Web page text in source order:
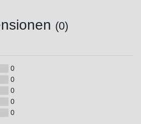
(0)
0
0
0
0
0